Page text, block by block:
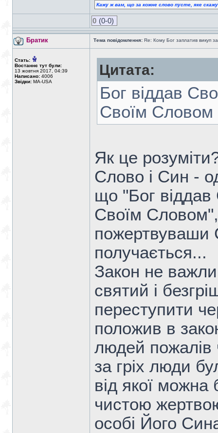
Кажу ж вам, що за кожне слово пусте, яке
0 (0-0)
Братик Тема повідомлення: Re: Кому Бог заплатив викуп
Стать:
Востаннє тут були:
13 жовтня 2017, 04:39
Написано: 4006
Звідки: MA-USA
Цитата:
Бог віддав
Своїм Словом
Як це
Слово і Син -
що "Бог
Своїм
пожертвуваши
получається...
Закон не
святий і
переступити
положив в
людей пожалів
за гріх люди
від якої можна
чистою
особі Його